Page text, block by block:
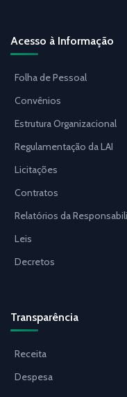
Acesso à Informação
Folha de Pessoal
Convênios
Estrutura Organizacional
Regulamentação da LAI
Licitações
Contratos
Relatórios da
Leis
Decretos
Transparência
Receita
Despesa